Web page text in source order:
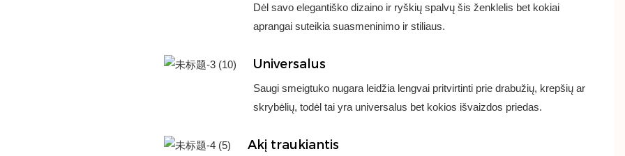
Dėl savo elegantiško dizaino ir ryškių spalvų šis ženklelis bet kokiai
aprangai suteikia suasmeninimo ir stiliaus.
Universalus
Saugi smeigtuko nugara leidžia lengvai pritvirtinti prie drabužių, krepšių ar
skrybėlių, todėl tai yra universalus bet kokios išvaizdos priedas.
Akį traukiantis